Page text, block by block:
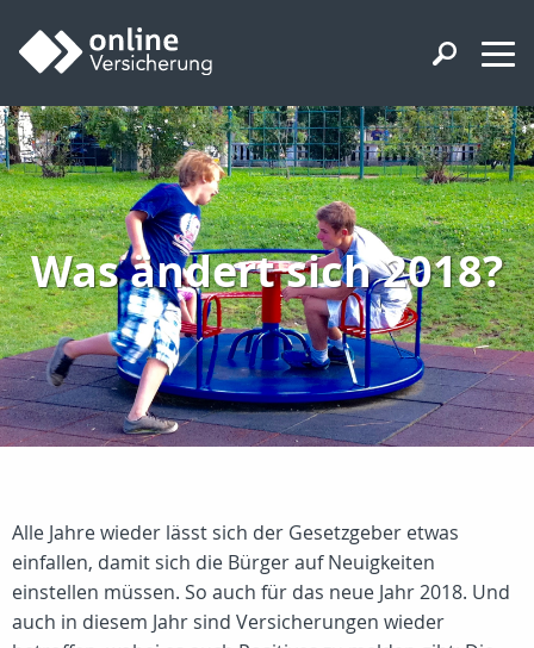
Was ändert sich 2018?
Alle Jahre wieder lässt sich der Gesetzgeber etwas
einfallen, damit sich die Bürger auf Neuigkeiten
einstellen müssen. So auch für das neue Jahr 2018. Und
auch in diesem Jahr sind Versicherungen wieder